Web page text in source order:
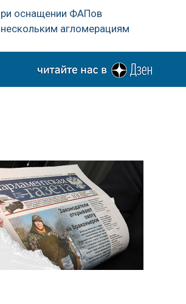
оснащении ФАПов
агломерациям